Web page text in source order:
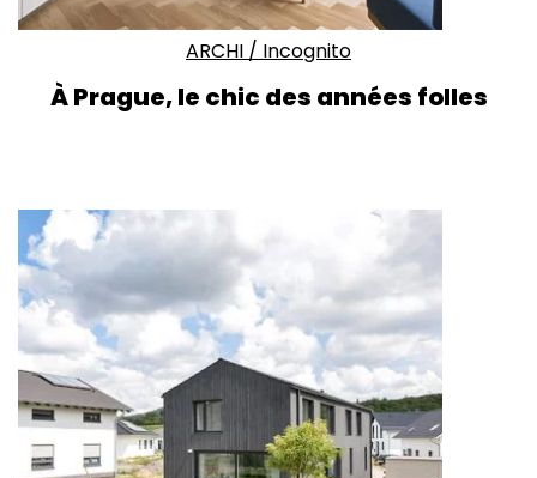
ARCHI / Incognito
À Prague, le chic des années folles